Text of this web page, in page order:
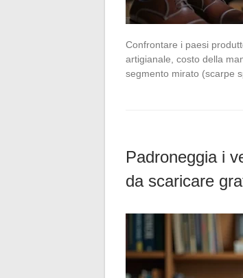
Confrontare i paesi
artigianale, costo della
segmento mirato (scarpe
Padroneggia i
da scaricare